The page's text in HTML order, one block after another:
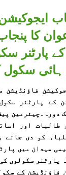
کا
پارٹنر
ہائی سکول
فاؤنڈیشن
کے پارٹنر
دورہ۔چیئرمین
اور
کو دی جانے
میدان میں
پارٹنر سکولوں
فاؤنڈیشن کے